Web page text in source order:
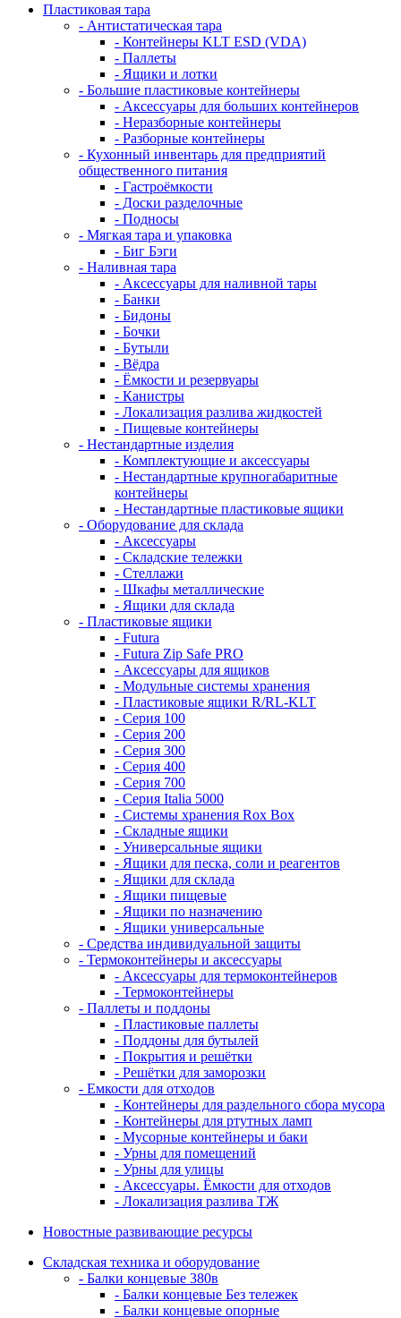
Пластиковая тара
- Антистатическая тара
- Контейнеры KLT ESD (VDA)
- Паллеты
- Ящики и лотки
- Большие пластиковые контейнеры
- Аксессуары для больших контейнеров
- Неразборные контейнеры
- Разборные контейнеры
- Кухонный инвентарь для предприятий
общественного питания
- Гастроёмкости
- Доски разделочные
- Подносы
- Мягкая тара и упаковка
- Биг Бэги
- Наливная тара
- Аксессуары для наливной тары
- Банки
- Бидоны
- Бочки
- Бутыли
- Вёдра
- Ёмкости и резервуары
- Канистры
- Локализация разлива жидкостей
- Пищевые контейнеры
- Нестандартные изделия
- Комплектующие и аксессуары
- Нестандартные крупногабаритные
контейнеры
- Нестандартные пластиковые ящики
- Оборудование для склада
- Аксессуары
- Складские тележки
- Стеллажи
- Шкафы металлические
- Ящики для склада
- Пластиковые ящики
- Futura
- Futura Zip Safe PRO
- Аксессуары для ящиков
- Модульные системы хранения
- Пластиковые ящики R/RL-KLT
- Серия 100
- Серия 200
- Серия 300
- Серия 400
- Серия 700
- Серия Italia 5000
- Системы хранения Rox Box
- Складные ящики
- Универсальные ящики
- Ящики для песка, соли и реагентов
- Ящики для склада
- Ящики пищевые
- Ящики по назначению
- Ящики универсальные
- Средства индивидуальной защиты
- Термоконтейнеры и аксессуары
- Аксессуары для термоконтейнеров
- Термоконтейнеры
- Паллеты и поддоны
- Пластиковые паллеты
- Поддоны для бутылей
- Покрытия и решётки
- Решётки для заморозки
- Емкости для отходов
- Контейнеры для раздельного сбора мусора
- Контейнеры для ртутных ламп
- Мусорные контейнеры и баки
- Урны для помещений
- Урны для улицы
- Аксессуары. Ёмкости для отходов
- Локализация разлива ТЖ
Новостные развивающие ресурсы
Складская техника и оборудование
- Балки концевые 380в
- Балки концевые Без тележек
- Балки концевые опорные